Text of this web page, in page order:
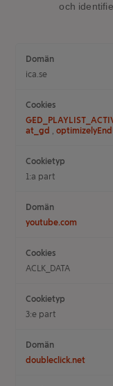
och
ica.se
at_gd ,
1:a part
youtube.com
ACLK_DATA
3:e part
doubleclick.net